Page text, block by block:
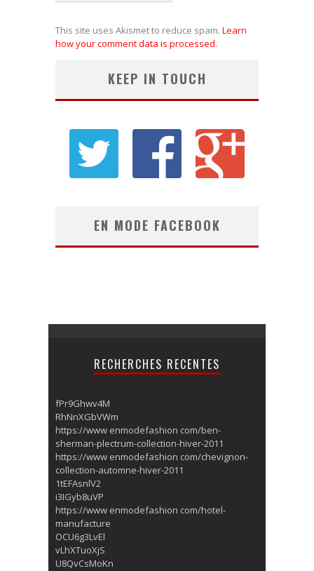
This site uses Akismet to reduce spam. Learn
how your comment data is processed.
KEEP IN TOUCH
EN MODE FACEBOOK
RECHERCHES RECENTES
fPr9Ghwv4M
RhNnXGbVWm
https://www enmodefashion com/ben-
sherman-plectrum-collection-hiver-2011
https://www enmodefashion com/chevignon-
collection-automne-hiver-2011
1tEFAsnlV2
i3IGyb8uVP
https://www enmodefashion com/hotel-
manufacture
OCU6g3LvEl
vLhXTuoXjS
U8QvCsMoKn